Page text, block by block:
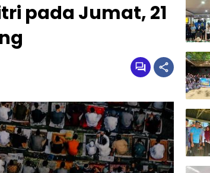
pada Jumat, 21